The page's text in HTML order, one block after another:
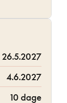
26.5.2027
4.6.2027
10 dage